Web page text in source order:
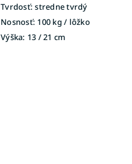
Tvrdosť: stredne tvrdý
Nosnosť: 100 kg / lôžko
Výška: 13 / 21 cm